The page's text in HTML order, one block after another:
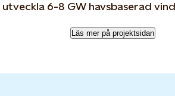
6-8 GW havsbaserad
Läs mer på projektsidan